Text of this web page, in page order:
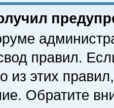
правил.
из этих
Обратите